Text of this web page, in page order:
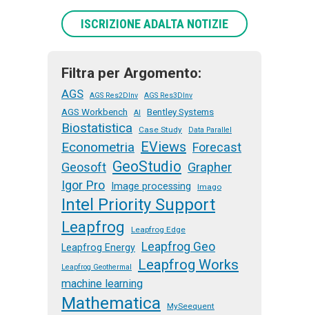
ISCRIZIONE ADALTA NOTIZIE
Filtra per Argomento:
AGS AGS Res2DInv AGS Res3DInv
AGS Workbench AI Bentley Systems
Biostatistica Case Study Data Parallel
Econometria EViews Forecast
Geosoft GeoStudio Grapher
Igor Pro
Image processing Imago
Intel Priority Support
Leapfrog Leapfrog Edge
Leapfrog Energy Leapfrog Geo
Leapfrog Geothermal Leapfrog Works
machine learning
Mathematica MySeequent